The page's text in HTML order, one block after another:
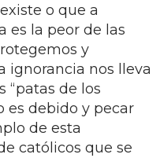
o que a
es la peor de las
y
ignorancia nos lleva
“patas de los
es debido y pecar
de esta
católicos que se